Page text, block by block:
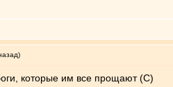
которые им все прощают (С)